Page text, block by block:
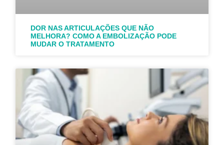
DOR NAS ARTICULAÇÕES QUE NÃO
MELHORA? COMO A EMBOLIZAÇÃO PODE
MUDAR O TRATAMENTO